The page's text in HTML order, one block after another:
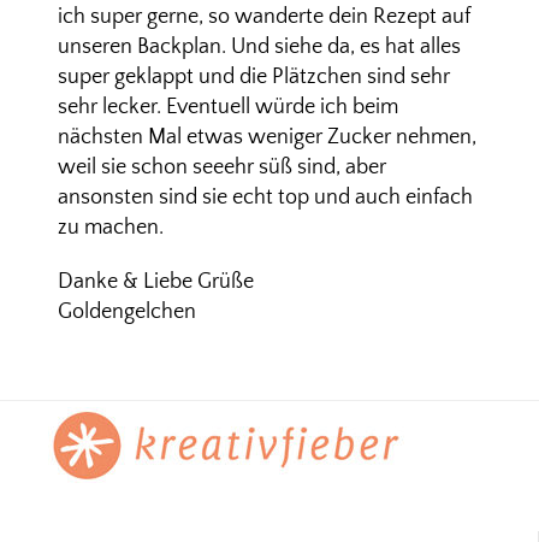
ich super gerne, so wanderte dein Rezept auf
unseren Backplan. Und siehe da, es hat alles
super geklappt und die Plätzchen sind sehr
sehr lecker. Eventuell würde ich beim
nächsten Mal etwas weniger Zucker nehmen,
weil sie schon seeehr süß sind, aber
ansonsten sind sie echt top und auch einfach
zu machen.
Danke & Liebe Grüße
Goldengelchen
Footer